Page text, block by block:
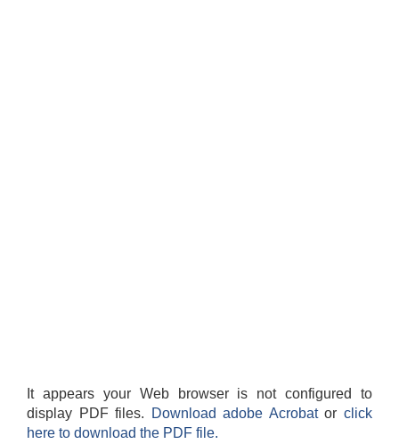
It appears your Web browser is not configured to
display PDF files.
Download adobe Acrobatorclick
here to download the PDF file.